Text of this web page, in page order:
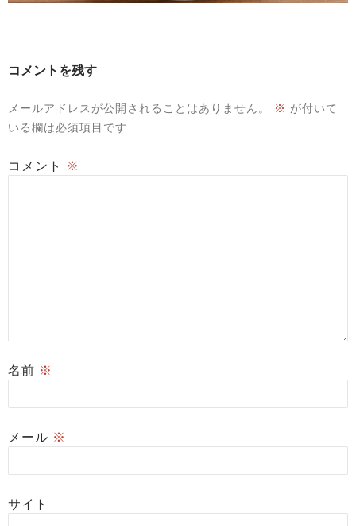
コメントを残す
メールアドレスが公開されることはありません。 ※ が付いて
いる欄は必須項目です
コメント ※
名前 ※
メール ※
サイト